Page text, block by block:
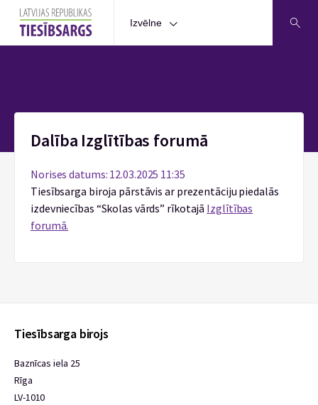
Izvēlne
Dalība Izglītības forumā
Norises datums: 12.03.2025 11:35
Tiesībsarga biroja pārstāvis ar prezentāciju piedalās
izdevniecības “Skolas vārds” rīkotajā Izglītības
forumā.
Tiesībsarga birojs
Baznīcas iela 25
Rīga
LV-1010